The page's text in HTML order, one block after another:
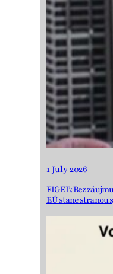
1 July 2026
FIGEĽ: Bez
EÚ stane stranou